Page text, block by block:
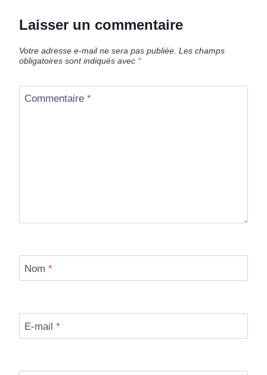
Laisser un commentaire
Votre adresse e-mail ne sera pas publiée. Les champs
obligatoires sont indiqués avec *
Commentaire *
Nom *
E-mail *